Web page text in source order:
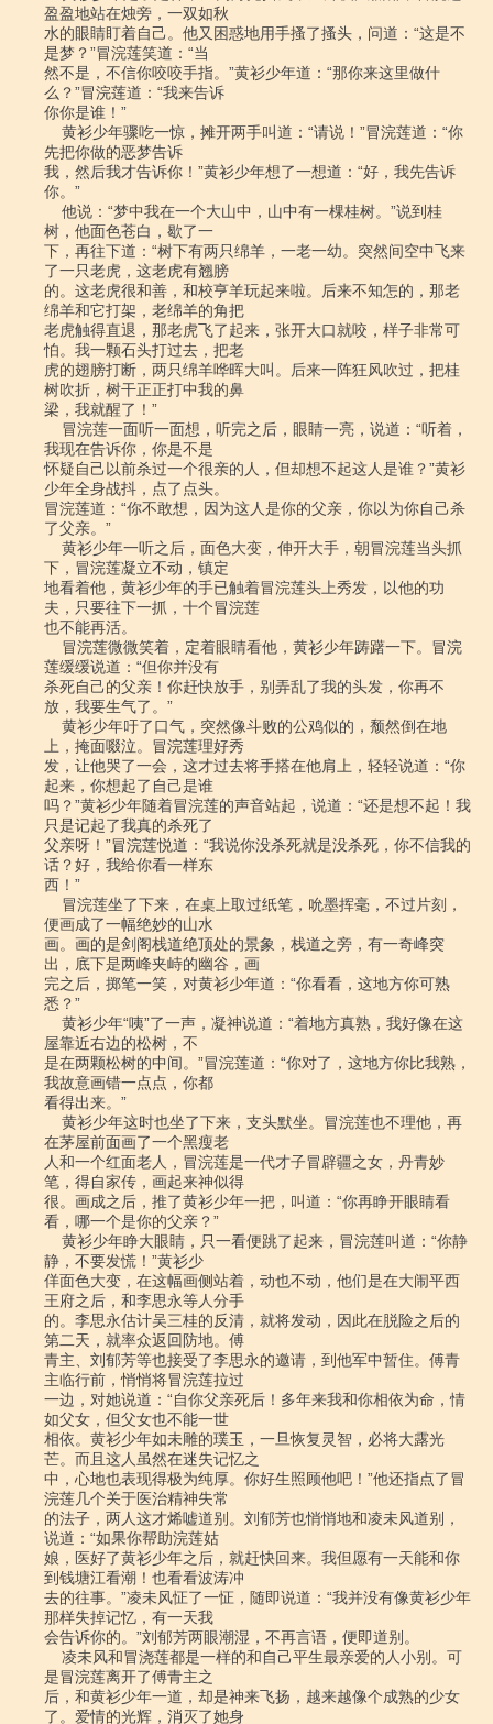
盈盈地站在烛旁，一双如秋
水的眼睛盯着自己。他又困惑地用手搔了搔头，问道：“这是不
是梦？”冒浣莲笑道：“当
然不是，不信你咬咬手指。”黄衫少年道：“那你来这里做什
么？”冒浣莲道：“我来告诉
你你是谁！”
先把你做的恶梦告诉
我，然后我才告诉你！”黄衫少年想了一想道：“好，我先告诉
你。”
树，他面色苍白，歇了一
下，再往下道：“树下有两只绵羊，一老一幼。突然间空中飞来
了一只老虎，这老虎有翘膀
的。这老虎很和善，和校亨羊玩起来啦。后来不知怎的，那老
绵羊和它打架，老绵羊的角把
老虎触得直退，那老虎飞了起来，张开大口就咬，样子非常可
怕。我一颗石头打过去，把老
虎的翅膀打断，两只绵羊哗晖大叫。后来一阵狂风吹过，把桂
树吹折，树干正正打中我的鼻
梁，我就醒了！”
我现在告诉你，你是不是
怀疑自己以前杀过一个很亲的人，但却想不起这人是谁？”黄衫
少年全身战抖，点了点头。
冒浣莲道：“你不敢想，因为这人是你的父亲，你以为你自己杀
了父亲。”
下，冒浣莲凝立不动，镇定
地看着他，黄衫少年的手已触着冒浣莲头上秀发，以他的功
夫，只要往下一抓，十个冒浣莲
也不能再活。
莲缓缓说道：“但你并没有
杀死自己的父亲！你赶快放手，别弄乱了我的头发，你再不
放，我要生气了。”
上，掩面啜泣。冒浣莲理好秀
发，让他哭了一会，这才过去将手搭在他肩上，轻轻说道：“你
起来，你想起了自己是谁
吗？”黄衫少年随着冒浣莲的声音站起，说道：“还是想不起！我
只是记起了我真的杀死了
父亲呀！”冒浣莲悦道：“我说你没杀死就是没杀死，你不信我的
话？好，我给你看一样东
西！”
便画成了一幅绝妙的山水
画。画的是剑阁栈道绝顶处的景象，栈道之旁，有一奇峰突
出，底下是两峰夹峙的幽谷，画
完之后，掷笔一笑，对黄衫少年道：“你看看，这地方你可熟
悉？”
屋靠近右边的松树，不
是在两颗松树的中间。”冒浣莲道：“你对了，这地方你比我熟，
我故意画错一点点，你都
看得出来。”
在茅屋前面画了一个黑瘦老
人和一个红面老人，冒浣莲是一代才子冒辟疆之女，丹青妙
笔，得自家传，画起来神似得
很。画成之后，推了黄衫少年一把，叫道：“你再睁开眼睛看
看，哪一个是你的父亲？”
静，不要发慌！”黄衫少
佯面色大变，在这幅画侧站着，动也不动，他们是在大闹平西
王府之后，和李思永等人分手
的。李思永估计吴三桂的反清，就将发动，因此在脱险之后的
第二天，就率众返回防地。傅
青主、刘郁芳等也接受了李思永的邀请，到他军中暂住。傅青
主临行前，悄悄将冒浣莲拉过
一边，对她说道：“自你父亲死后！多年来我和你相依为命，情
如父女，但父女也不能一世
相依。黄衫少年如未雕的璞玉，一旦恢复灵智，必将大露光
芒。而且这人虽然在迷失记忆之
中，心地也表现得极为纯厚。你好生照顾他吧！”他还指点了冒
浣莲几个关于医治精神失常
的法子，两人这才烯嘘道别。刘郁芳也悄悄地和凌未风道别，
说道：“如果你帮助浣莲姑
娘，医好了黄衫少年之后，就赶快回来。我但愿有一天能和你
到钱塘江看潮！也看看波涛冲
去的往事。”凌未风怔了一怔，随即说道：“我并没有像黄衫少年
那样失掉记忆，有一天我
会告诉你的。”刘郁芳两眼潮湿，不再言语，便即道别。
是冒浣莲离开了傅青主之
后，和黄衫少年一道，却是神来飞扬，越来越像个成熟的少女
了。爱情的光辉，消灭了她身